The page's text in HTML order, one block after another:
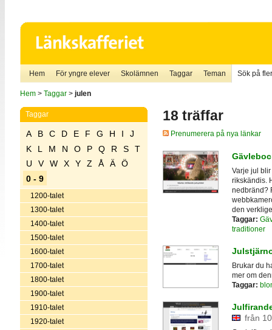
Hem För yngre elever Skolämnen Taggar Teman Sök på
Hem> Taggar> julen
Taggar
A B C D E F G H I
J
K
L M N O P Q R S
T
U
V W X Y Z Å Ä
Ö
0 - 9
1200-talet
1300-talet
1400-talet
1500-talet
1600-talet
1700-talet
1800-talet
1900-talet
1910-talet
1920-talet
18 träffar
Prenumerera på nya länkar
Varje jul
rikskändis.
nedbränd?
den
Taggar:
traditioner
Brukar du
mer om
Taggar:
från